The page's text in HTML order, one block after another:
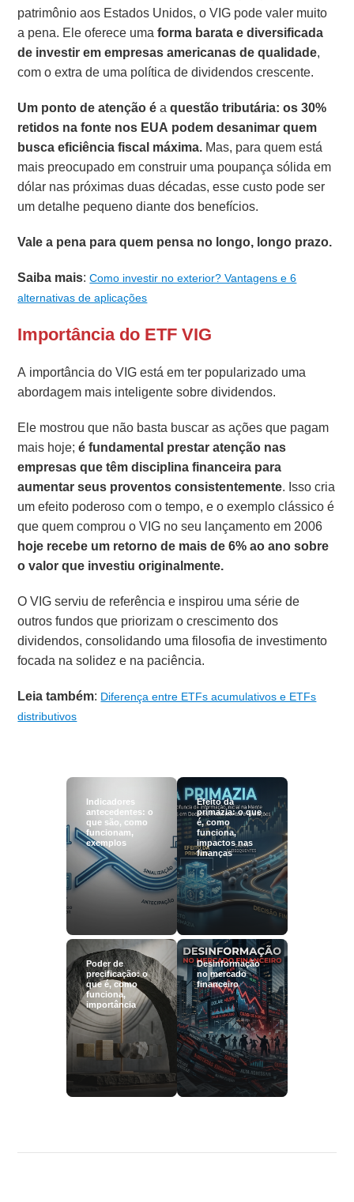
patrimônio aos Estados Unidos, o VIG pode valer muito
a pena. Ele oferece umaforma barata e diversificada
de investir em empresas americanas de qualidade,
com o extra de uma política de dividendos crescente.
Um ponto de atenção éaquestão tributária: os 30%
retidos na fonte nos EUA podem desanimar quem
busca eficiência fiscal máxima. Mas, para quem está
mais preocupado em construir uma poupança sólida em
dólar nas próximas duas décadas, esse custo pode ser
um detalhe pequeno diante dos benefícios.
Vale a pena para quem pensa no longo, longo prazo.
Saiba mais:Como investir no exterior? Vantagens e 6
alternativas de aplicações
Importância do ETF VIG
A importância do VIG está em ter popularizado uma
abordagem mais inteligente sobre dividendos.
Ele mostrou que não basta buscar as ações que pagam
mais hoje;é fundamental prestar atenção nas
empresas que têm disciplina financeira para
aumentar seus proventos consistentemente. Isso cria
um efeito poderoso com o tempo, e o exemplo clássico é
que quem comprou o VIG no seu lançamento em 2006
hoje recebe um retorno de mais de 6% ao ano sobre
o valor que investiu originalmente.
O VIG serviu de referência e inspirou uma série de
outros fundos que priorizam o crescimento dos
dividendos, consolidando uma filosofia de investimento
focada na solidez e na paciência.
Leia também: Diferença entre ETFs acumulativos e ETFs
distributivos
Indicadores
antecedentes: o
que são, como
funcionam,
exemplos
Efeito da
primazia: o que
é, como
funciona,
impactos nas
finanças
Poder de
precificação: o
que é, como
funciona,
importância
Desinformação
no mercado
financeiro